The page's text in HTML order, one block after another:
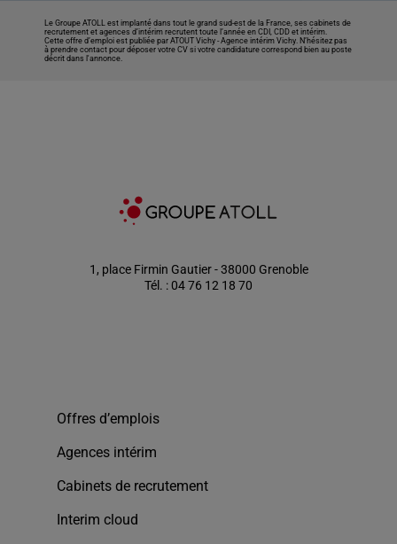
Le Groupe ATOLL est implanté dans tout le grand sud-est de la France, ses cabinets de
recrutement et agences d’intérim recrutent toute l’année en CDI, CDD et intérim.
Cette offre d’emploi est publiée par ATOUT Vichy -Agence intérim Vichy. N’hésitez pas
à prendre contact pour déposer votre CV si votre candidature correspond bien au poste
décrit dans l'annonce.
1, place Firmin Gautier - 38000 Grenoble
Tél. : 04 76 12 18 70
Offres d’emplois
Agences intérim
Cabinets de recrutement
Interim cloud